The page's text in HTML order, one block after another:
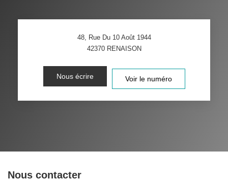
48, Rue Du 10 Août 1944
42370 RENAISON
Nous écrire Voir le numéro
Nous contacter